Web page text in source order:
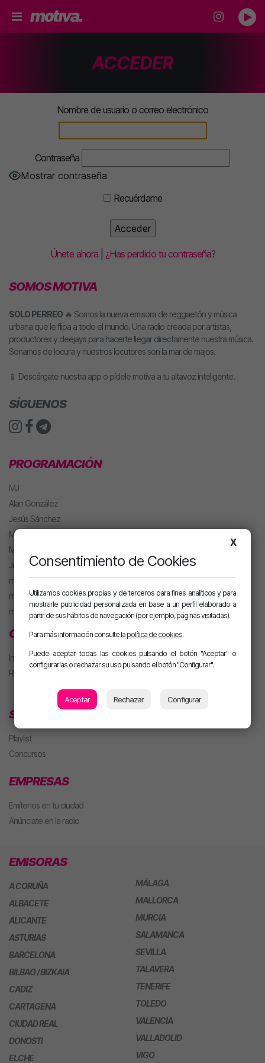
ACCEDER
Nombre de usuario o correo electrónico
Contraseña
Mostrar contraseña
Recuérdame
Únete ahora| ¿Has perdido tu contraseña?
SOMOS MOTIVA
SOLO PERREO 🔥 Somos la nueva emisora de reggaetón y música
urbana que le flipa a todo el mundo. Una radio creada por artistas,
productores y deejays para hacerte llegar directamente nuestra música.
Sonamos de locura y nuestros locutores son la mar de majos.
📱 Descárgate nuestra app o pídele motiva a tu altavoz inteligente.
SÍGUENOS
PROGRAMACIÓN
MJ
Alan González
Jesús Sánchez
Mel Pescuezo
Manu Rubio
Juanma Arriaza
motiva HOT
motiva PARTY con Alan
m. PARTY Extended
CLUB MOTIVA
Iniciar sesión
Regístrate
SECCIONES
Playlist
Concursos
EMPRESAS
Emítenos en tu ciudad
Anúnciate en la radio
EMISORAS
A CORUÑA
ALBACETE
ALICANTE
ASTURIAS
BARCELONA
BILBAO / BIZKAIA
CADIZ
CARTAGENA
CIUDAD REAL
DONOSTI
ELCHE
MÁLAGA
MALLORCA
MURCIA
SALAMANCA
SEVILLA
TALAVERA
TENERIFE
TOLEDO
VALENCIA
VALLADOLID
VIGO
X
Consentimiento de Cookies
Utilizamos cookies propias y de terceros para fines analíticos y para
mostrarle publicidad personalizada en base a un perfil elaborado a
partir de sus hábitos de navegación (por ejemplo, páginas visitadas).
Para más información consulte la política de cookies.
Puede aceptar todas las cookies pulsando el botón "Aceptar" o
configurarlas o rechazar su uso pulsando el botón "Configurar".
Aceptar Rechazar Configurar